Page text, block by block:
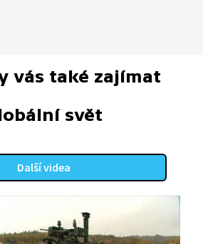
vás také zajímat
svět
Další videa